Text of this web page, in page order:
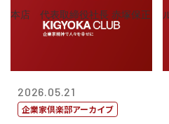
2026.05.21
企業家倶楽部アーカイブ